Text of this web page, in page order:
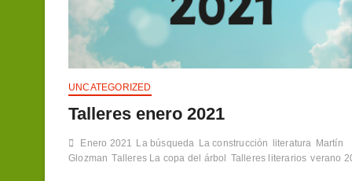
UNCATEGORIZED
Talleres enero 2021
Enero 2021 La búsqueda La construcción literatura Martín
Glozman Talleres La copa del árbol Talleres literarios verano